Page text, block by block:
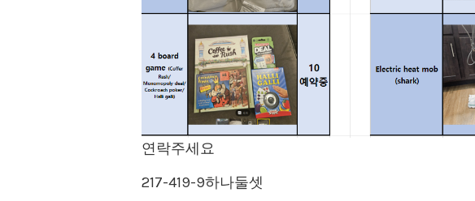
연락주세요
217-419-9하나둘셋